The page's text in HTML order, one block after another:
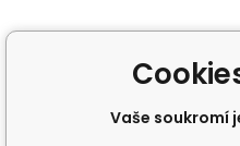
Vaše soukromí